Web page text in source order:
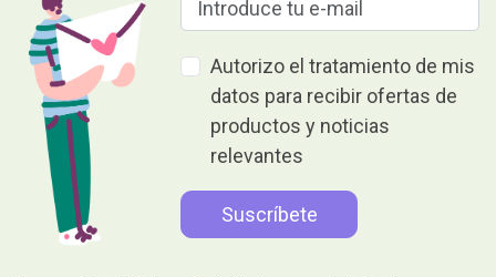
Autorizo el tratamiento de mis
datos para recibir ofertas de
productos y noticias
relevantes